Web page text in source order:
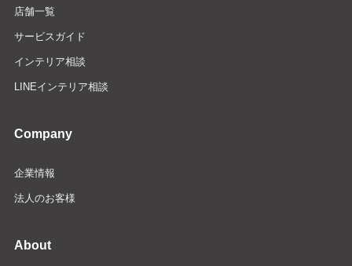
店舗一覧
サービスガイド
インテリア相談
LINEインテリア相談
Company
企業情報
法人のお客様
About